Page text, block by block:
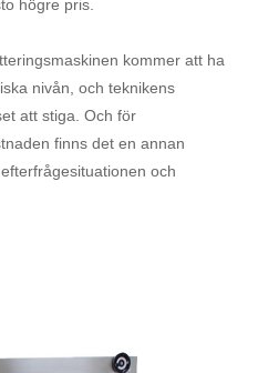
högre pris.
kommer att ha
nivån, och teknikens
att stiga. Och för
finns det en annan
och